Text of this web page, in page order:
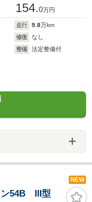
154.0万円
走行 9.8万km
修復
なし
整備
法定整備付
NEW
ン54B III型